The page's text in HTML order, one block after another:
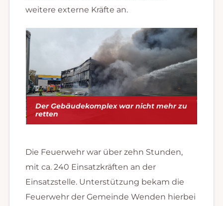
weitere externe Kräfte an.
Der Gebäudekomplex war nicht mehr zu
retten
Die Feuerwehr war über zehn Stunden,
mit ca. 240 Einsatzkräften an der
Einsatzstelle. Unterstützung bekam die
Feuerwehr der Gemeinde Wenden hierbei